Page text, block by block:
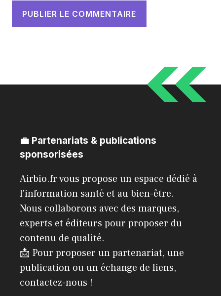
💼 Partenariats & publications
sponsorisées
Airbio.fr vous propose un espace dédié à
l'information santé et au bien-être.
Nous collaborons avec des marques,
experts et éditeurs pour proposer du
contenu de qualité.
📩 Pour proposer un partenariat, une
publication ou un échange de liens,
contactez-nous !